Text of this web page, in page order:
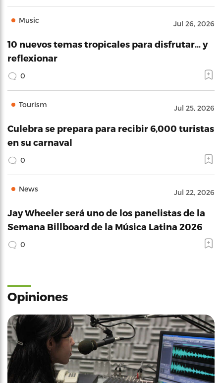
Music Jul 26, 2026
10 nuevos temas tropicales para disfrutar… y
reflexionar
0
Tourism Jul 25, 2026
Culebra se prepara para recibir 6,000 turistas
en su carnaval
0
News Jul 22, 2026
Jay Wheeler será uno de los panelistas de la
Semana Billboard de la Música Latina 2026
0
Opiniones